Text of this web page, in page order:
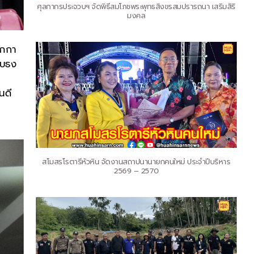
กา
ธง
ดี
ศุลกากรประจวบฯ จัดพิธีสมโภชพระพุทธสิงขรสมปรารถนา เสริมสิริ
มงคล
สโมสรโรตารีหัวหิน จัดงานสถาปนานายกคนใหม่ ประจำปีบริหาร
2569 – 2570